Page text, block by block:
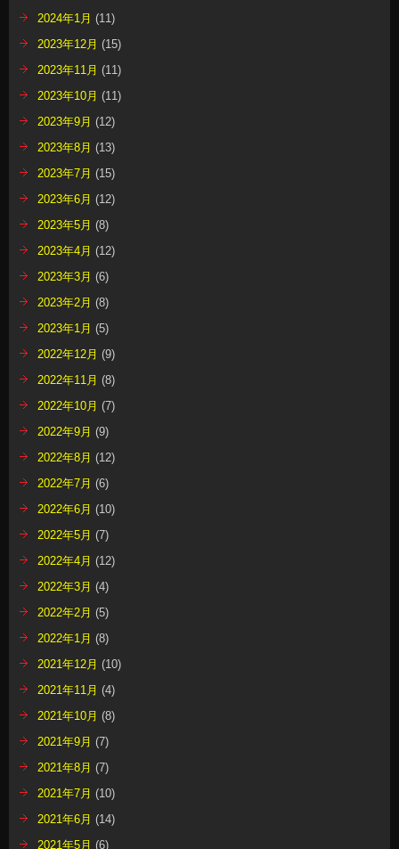
2024年1月 (11)
2023年12月 (15)
2023年11月 (11)
2023年10月 (11)
2023年9月 (12)
2023年8月 (13)
2023年7月 (15)
2023年6月 (12)
2023年5月 (8)
2023年4月 (12)
2023年3月 (6)
2023年2月 (8)
2023年1月 (5)
2022年12月 (9)
2022年11月 (8)
2022年10月 (7)
2022年9月 (9)
2022年8月 (12)
2022年7月 (6)
2022年6月 (10)
2022年5月 (7)
2022年4月 (12)
2022年3月 (4)
2022年2月 (5)
2022年1月 (8)
2021年12月 (10)
2021年11月 (4)
2021年10月 (8)
2021年9月 (7)
2021年8月 (7)
2021年7月 (10)
2021年6月 (14)
2021年5月 (6)